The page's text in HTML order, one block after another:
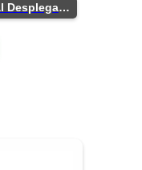
Parrilla De Hierro Con Metal Desplegado